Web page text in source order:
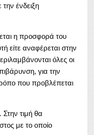
ένδειξη
η προσφορά του
είτε αναφέρεται στην
όλες οι
για την
που προβλέπεται
τιμή θα
με το οποίο